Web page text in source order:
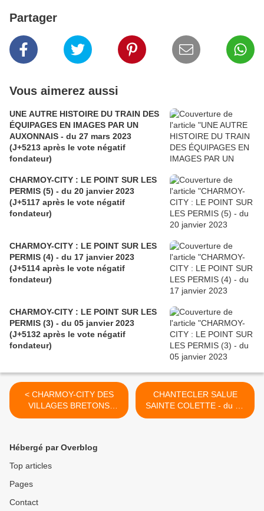
Partager
Vous aimerez aussi
UNE AUTRE HISTOIRE DU TRAIN DES
ÉQUIPAGES EN IMAGES PAR UN
AUXONNAIS - du 27 mars 2023
(J+5213 après le vote négatif
fondateur)
CHARMOY-CITY : LE POINT SUR LES
PERMIS (5) - du 20 janvier 2023
(J+5117 après le vote négatif
fondateur)
CHARMOY-CITY : LE POINT SUR LES
PERMIS (4) - du 17 janvier 2023
(J+5114 après le vote négatif
fondateur)
CHARMOY-CITY : LE POINT SUR LES
PERMIS (3) - du 05 janvier 2023
(J+5132 après le vote négatif
fondateur)
< CHARMOY-CITY DES
VILLAGES BRETONS
POUR LES FANS DU
vote négatif fondateur)
CHANTECLER SALUE
SAINTE COLETTE - du 29
juin 2017 (J+3116 après le
Hébergé par Overblog
Top articles
Pages
Contact